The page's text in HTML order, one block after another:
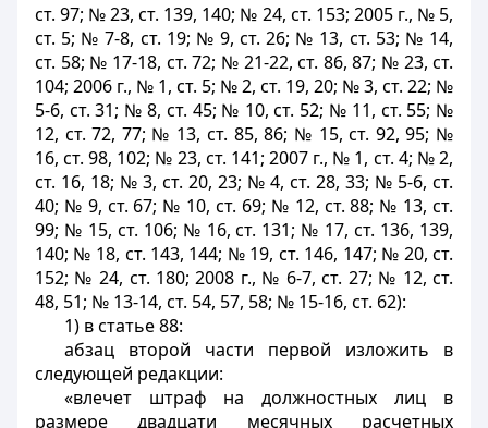
ст. 97; № 23, ст. 139, 140; № 24, ст. 153; 2005 г., № 5,
ст. 5; № 7-8, ст. 19; № 9, ст. 26; № 13, ст. 53; № 14,
ст. 58; № 17-18, ст. 72; № 21-22, ст. 86, 87; № 23, ст.
104; 2006 г., № 1, ст. 5; № 2, ст. 19, 20; № 3, ст. 22; №
5-6, ст. 31; № 8, ст. 45; № 10, ст. 52; № 11, ст. 55; №
12, ст. 72, 77; № 13, ст. 85, 86; № 15, ст. 92, 95; №
16, ст. 98, 102; № 23, ст. 141; 2007 г., № 1, ст. 4; № 2,
ст. 16, 18; № 3, ст. 20, 23; № 4, ст. 28, 33; № 5-6, ст.
40; № 9, ст. 67; № 10, ст. 69; № 12, ст. 88; № 13, ст.
99; № 15, ст. 106; № 16, ст. 131; № 17, ст. 136, 139,
140; № 18, ст. 143, 144; № 19, ст. 146, 147; № 20, ст.
152; № 24, ст. 180; 2008 г., № 6-7, ст. 27; № 12, ст.
48, 51; № 13-14, ст. 54, 57, 58; № 15-16, ст. 62):
1) в статье 88:
абзац второй части первой изложить в
следующей редакции:
«влечет штраф на должностных лиц в
размере двадцати месячных расчетных